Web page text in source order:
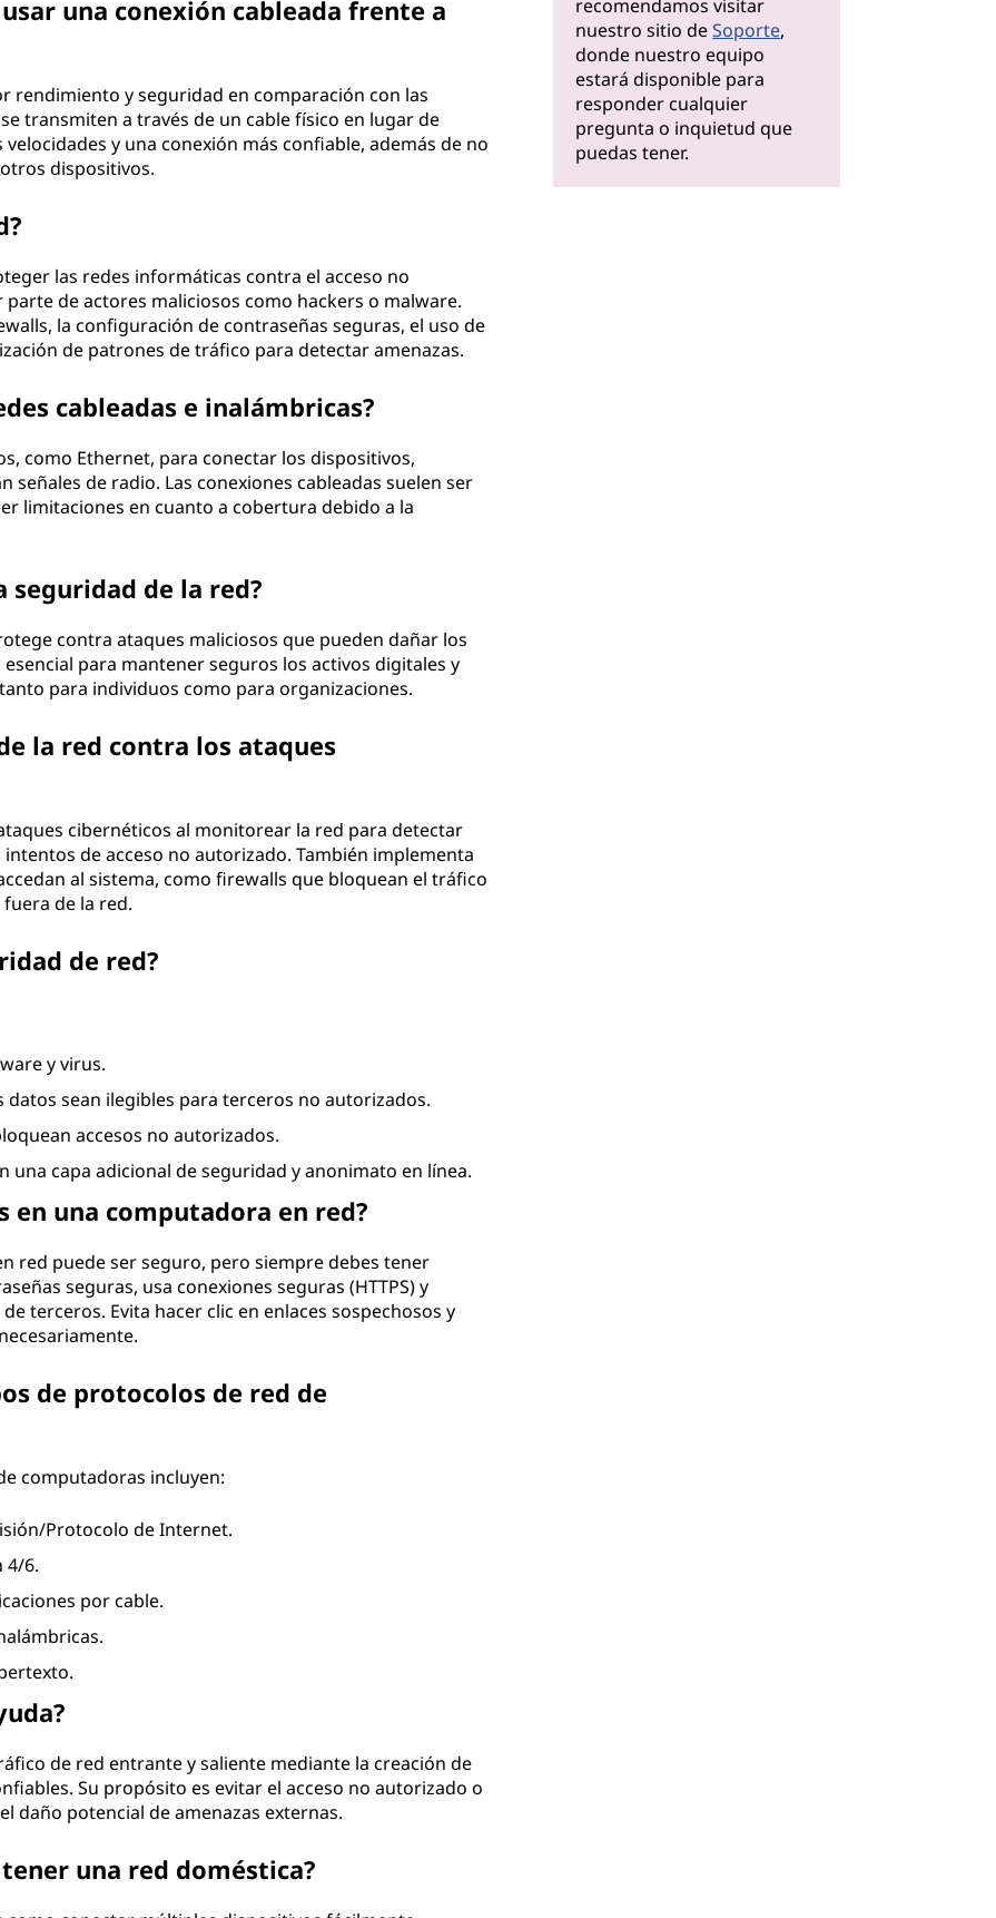
una conexión cableada frente a
rendimiento y seguridad en comparación con las
transmiten a través de un cable físico en lugar de
y una conexión más confiable, además de no
dispositivos.
las redes informáticas contra el acceso no
de actores maliciosos como hackers o malware.
la configuración de contraseñas seguras, el uso de
de patrones de tráfico para detectar amenazas.
cableadas e inalámbricas?
como Ethernet, para conectar los dispositivos,
de radio. Las conexiones cableadas suelen ser
limitaciones en cuanto a cobertura debido a la
de la red?
contra ataques maliciosos que pueden dañar los
para mantener seguros los activos digitales y
para individuos como para organizaciones.
la red contra los ataques
cibernéticos al monitorear la red para detectar
de acceso no autorizado. También implementa
al sistema, como firewalls que bloquean el tráfico
de la red.
de red?
y virus.
datos sean ilegibles para terceros no autorizados.
accesos no autorizados.
una capa adicional de seguridad y anonimato en línea.
en una computadora en red?
red puede ser seguro, pero siempre debes tener
seguras, usa conexiones seguras (HTTPS) y
terceros. Evita hacer clic en enlaces sospechosos y
de protocolos de red de
computadoras incluyen:
Protocolo de Internet.
4/6.
por cable.
de red entrante y saliente mediante la creación de
Su propósito es evitar el acceso no autorizado o
daño potencial de amenazas externas.
una red doméstica?
recomendamos visitar
nuestro sitio deSoporte,
donde nuestro equipo
estará disponible para
responder cualquier
pregunta o inquietud que
puedas tener.